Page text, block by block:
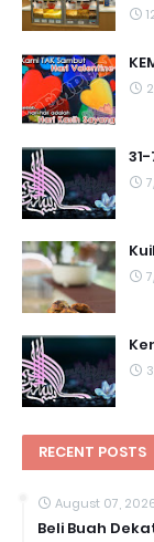
RECENT POSTS
August 07,
Beli Buah